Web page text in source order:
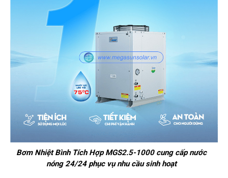
Bơm Nhiệt Bình Tích Hợp MGS2.5-1000 cung cấp nước
nóng 24/24 phục vụ nhu cầu sinh hoạt